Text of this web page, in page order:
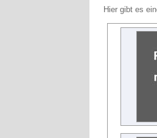
Hier gibt es